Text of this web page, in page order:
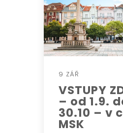
9 ZÁŘ
VSTUPY
– od 1.9.
30.10 – v
MSK